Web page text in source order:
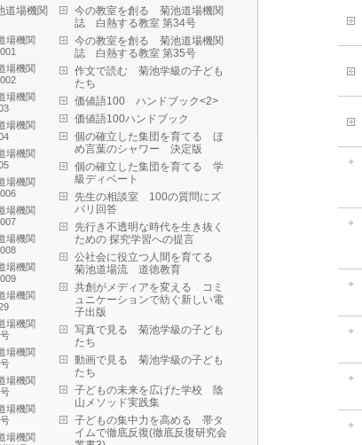
場機関
場機関
場機関
場機関
場機関
場機関
場機関
場機関
場機関
場機関
場機関
場機関
場機関
場機関
場機関
場機関
今の教室を創る 菊池道場機関
誌 白熱する教室 第34号
今の教室を創る 菊池道場機関
誌 白熱する教室 第35号
作文で読む 菊池学級の子ども
たち
価値語100 ハンドブック<2>
価値語100ハンドブック
個の確立した集団を育てる ほ
め言葉のシャワー 決定版
個の確立した集団を育てる 学
級ディベート
先生の相談室 100の質問にズ
バリ回答
先行き不透明な時代を生き抜く
ための 探究学習への提言
公社会に役立つ人間を育てる
菊池道場流 道徳教育
共創がメディアを変える コミ
ュニケーションで紡ぐ新しい電
子出版
写真で見る 菊池学級の子ども
たち
動画で見る 菊池学級の子ども
たち
子どもの未来を広げた学校 陰
山メソッド実践集
子どもの集中力を高める 帯タ
イムで徹底反復(徹底反復研究会